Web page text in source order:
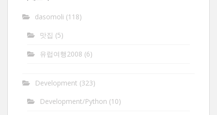
dasomoli (118)
맛집 (5)
유럽여행2008 (6)
Development (323)
Development/Python (10)